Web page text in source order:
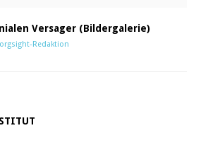
Versager (Bildergalerie)
Redaktion